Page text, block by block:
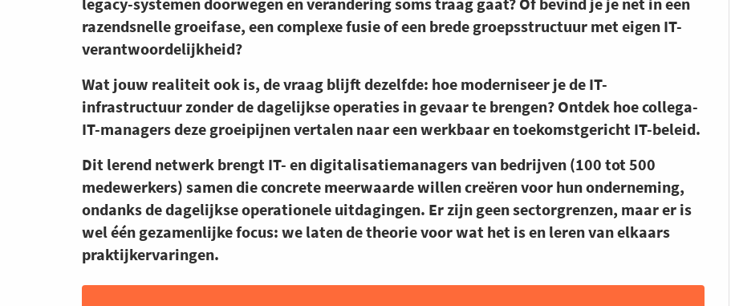
razendsnelle groeifase, een complexe fusie of een brede groepsstructuur met eigen IT-
verantwoordelijkheid?
Wat jouw realiteit ook is, de vraag blijft dezelfde: hoe moderniseer je de IT-
infrastructuur zonder de dagelijkse operaties in gevaar te brengen? Ontdek hoe collega-
IT-managers deze groeipijnen vertalen naar een werkbaar en toekomstgericht IT-beleid.
Dit lerend netwerk brengt IT- en digitalisatiemanagers van bedrijven (100 tot 500
medewerkers) samen die concrete meerwaarde willen creëren voor hun onderneming,
ondanks de dagelijkse operationele uitdagingen. Er zijn geen sectorgrenzen, maar er is
wel één gezamenlijke focus: we laten de theorie voor wat het is en leren van elkaars
praktijkervaringen.